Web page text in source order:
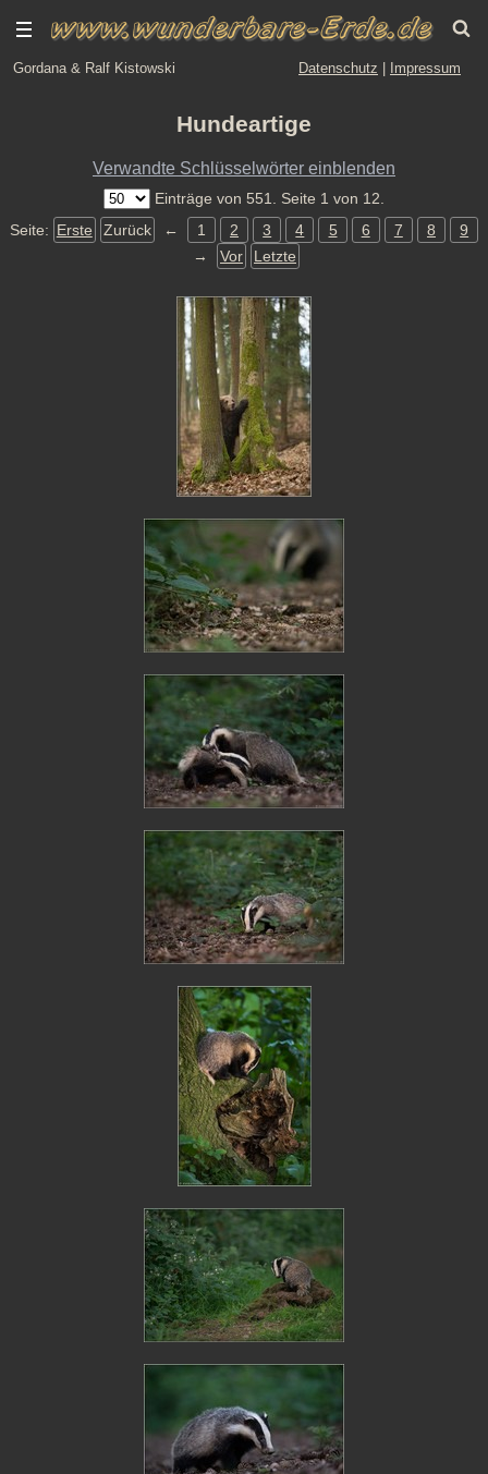
Gordana & Ralf Kistowski Datenschutz Impressum
Hundeartige
Verwandte Schlüsselwörter einblenden
Einträge von 551. Seite 1 von 12.
Seite: Erste Zurück ← 1 2 3 4 5 6 7 8
9
→
Vor Letzte